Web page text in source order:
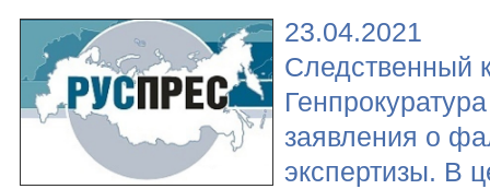
23.04.2021
Следственный
заявления о
экспертизы. В